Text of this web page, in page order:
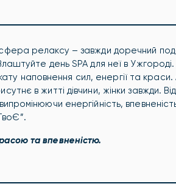
релаксу – завжди доречний
день SPA для неї в Ужгороді.
наповнення сил, енергії та
в житті дівчини, жінки завжди.
енергійність,
та впевненістю.